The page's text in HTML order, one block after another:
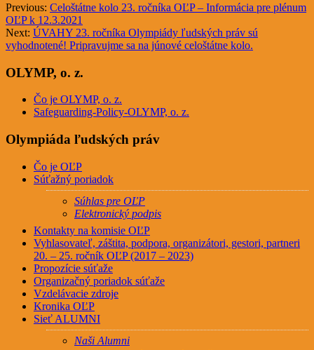
Previous: Celoštátne kolo 23. ročníka OĽP – Informácia pre plénum
OĽP k 12.3.2021
Next: ÚVAHY 23. ročníka Olympiády ľudských práv sú
vyhodnotené! Pripravujme sa na júnové celoštátne kolo.
OLYMP, o. z.
Čo je OLYMP, o. z.
Safeguarding-Policy-OLYMP, o. z.
Olympiáda ľudských práv
Čo je OĽP
Súťažný poriadok
Súhlas pre OĽP
Elektronický podpis
Kontakty na komisie OĽP
Vyhlasovateľ, záštita, podpora, organizátori, gestori, partneri
20. – 25. ročník OĽP (2017 – 2023)
Propozície súťaže
Organizačný poriadok súťaže
Vzdelávacie zdroje
Kronika OĽP
Sieť ALUMNI
Naši Alumni